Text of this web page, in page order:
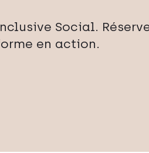
Social.
en action.